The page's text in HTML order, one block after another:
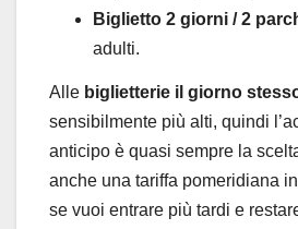
Biglietto 2 giorni / 2
adulti.
Alle biglietterie il giorno
sensibilmente più alti, quindi
anticipo è quasi sempre la
anche una tariffa pomeridiana
se vuoi entrare più tardi e